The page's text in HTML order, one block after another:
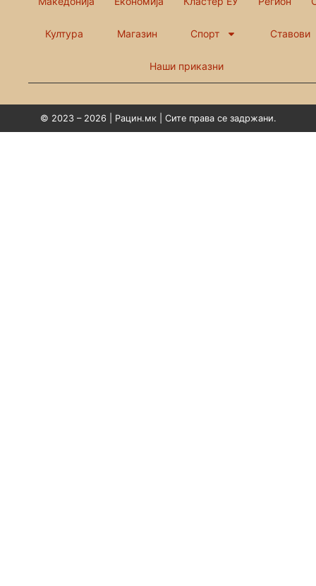
Култура Магазин Спорт Ставови
Наши приказни
© 2023 – 2026 | Рацин.мк | Сите права се задржани.